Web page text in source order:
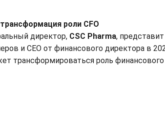
роли CFO
директор, СSC Pharma, представит
и CEO от финансового директора в
трансформироваться роль финансового